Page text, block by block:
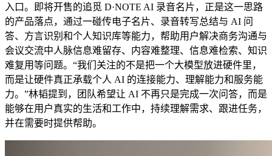
入口。即将开售的追觅 D·NOTE AI 录音名片，正是这一思路
的产品落点，通过一碰传电子名片、录音转写总结与 AI 问
答、方言识别和个人知识库等能力，帮助用户解决商务沟通与
会议交流中人脉信息难留存、内容难整理、信息难检索、知识
难复用等问题。“我们关注的不是把一个大模型放进硬件里，
而是让硬件真正承载个人 AI 的连接能力、理解能力和服务能
力。”林韬提到，团队希望让 AI 不再只是完成一次问答，而是
能够在用户真实的生活和工作中，持续理解需求、跟进任务，
并在需要时提供帮助。